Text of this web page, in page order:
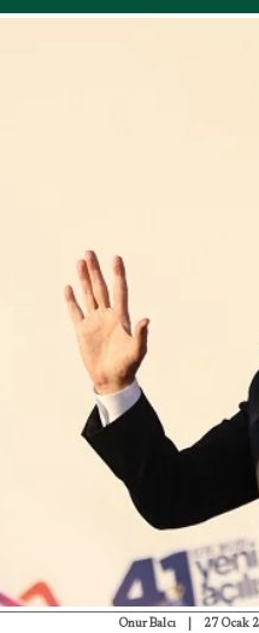
Onur Balcı 27 Ocak